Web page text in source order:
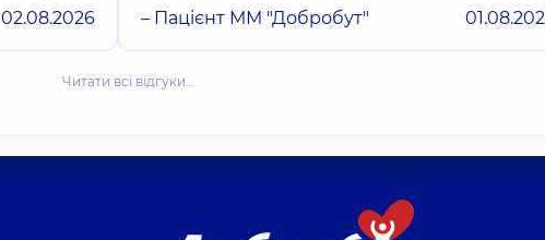
02.08.2026 – Пацієнт ММ "Добробут"
Читати всі відгуки…